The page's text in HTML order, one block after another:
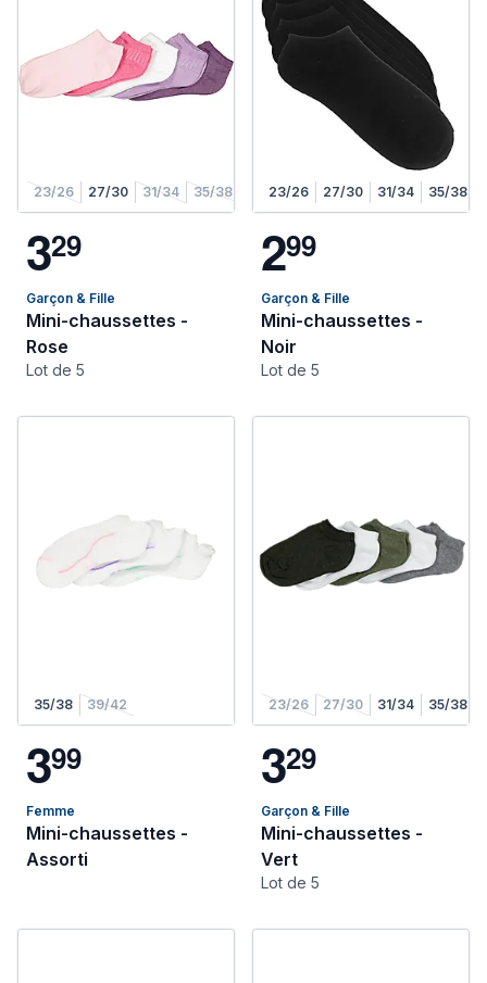
23/26 27/30 31/34 35/38
329
Garçon & Fille
Mini-chaussettes -
Rose
Lot de 5
23/26 27/30 31/34 35/38
299
Garçon & Fille
Mini-chaussettes -
Noir
Lot de 5
35/38 39/42
399
Femme
Mini-chaussettes -
Assorti
23/26 27/30 31/34 35/38
329
Garçon & Fille
Mini-chaussettes -
Vert
Lot de 5